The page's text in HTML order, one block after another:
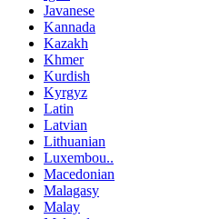
Javanese
Kannada
Kazakh
Khmer
Kurdish
Kyrgyz
Latin
Latvian
Lithuanian
Luxembou..
Macedonian
Malagasy
Malay